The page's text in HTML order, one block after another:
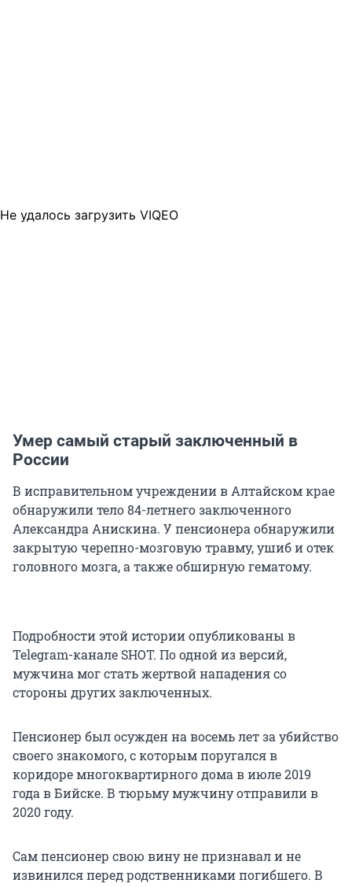
Не удалось загрузить VIQEO
Умер самый старый заключенный в
России
В исправительном учреждении в Алтайском крае
обнаружили тело 84-летнего заключенного
Александра Анискина. У пенсионера обнаружили
закрытую черепно-мозговую травму, ушиб и отек
головного мозга, а также обширную гематому.
Подробности этой истории опубликованы в
Telegram-канале SHOT. По одной из версий,
мужчина мог стать жертвой нападения со
стороны других заключенных.
Пенсионер был осужден на восемь лет за убийство
своего знакомого, с которым поругался в
коридоре многоквартирного дома в июле 2019
года в Бийске. В тюрьму мужчину отправили в
2020 году.
Сам пенсионер свою вину не признавал и не
извинился перед родственниками погибшего. В